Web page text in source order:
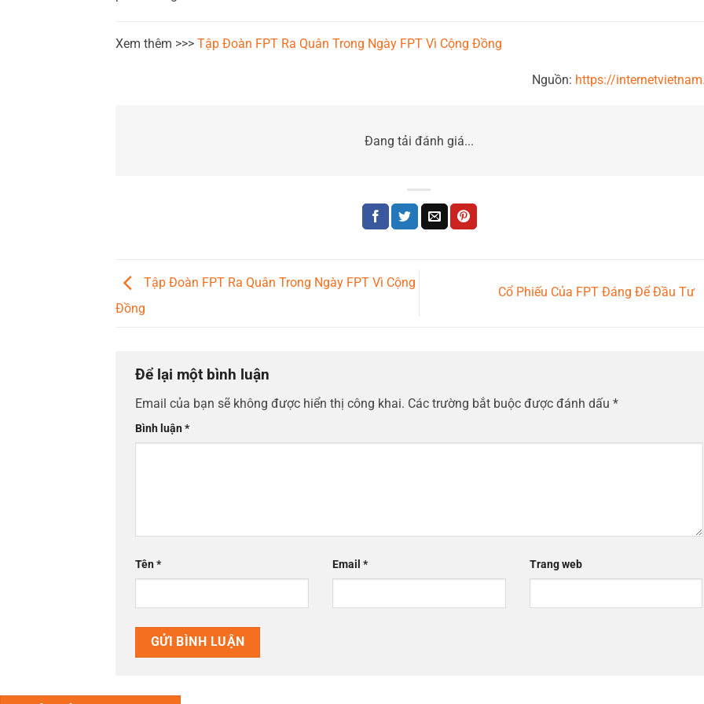
Xem thêm >>> Tập Đoàn FPT Ra Quân Trong Ngày FPT Vì Cộng Đồng
Nguồn: https://
Đang tải đánh giá...
Tập Đoàn FPT Ra Quân Trong Ngày FPT Vì Cộng
Đồng
Cổ Phiếu Của FPT Đáng Để Đầu Tư
Để lại một bình luận
Email của bạn sẽ không được hiển thị công khai. Các trường bắt buộc được đánh dấu *
Bình luận*
Tên* Email * Trang web